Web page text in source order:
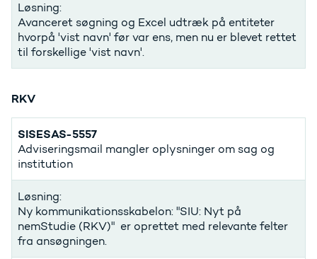
Løsning:
Avanceret søgning og Excel udtræk på entiteter
hvorpå 'vist navn' før var ens, men nu er blevet rettet
til forskellige 'vist navn'.
RKV
SISESAS-5557
Adviseringsmail mangler oplysninger om sag og
institution
Løsning:
Ny kommunikationsskabelon: "SIU: Nyt på
nemStudie (RKV)" er oprettet med relevante felter
fra ansøgningen.